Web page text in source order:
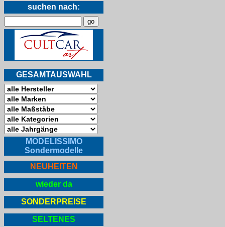
suchen nach:
GESAMTAUSWAHL
MODELISSIMO
Sondermodelle
NEUHEITEN
wieder da
SONDERPREISE
SELTENES